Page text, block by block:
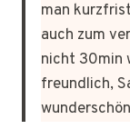
man
auch zum
nicht 30min
freundlich,